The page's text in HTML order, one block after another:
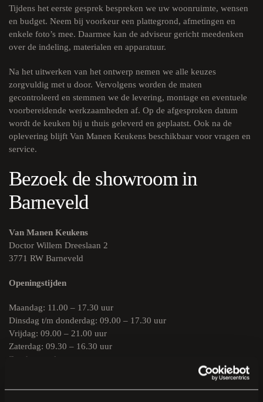
Tijdens het eerste gesprek bespreken we uw woonruimte, wensen
en budget. Neem bij voorkeur een plattegrond, afmetingen en
enkele foto’s mee. Daarmee kan de adviseur gericht meedenken
over de indeling, materialen en apparatuur.
Na het uitwerken van het ontwerp nemen we alle keuzes
zorgvuldig met u door. Vervolgens worden de maten
gecontroleerd en stemmen we de levering, montage en eventuele
voorbereidende werkzaamheden af. Op de afgesproken datum
wordt de keuken bij u thuis geleverd en geplaatst. Ook na de
oplevering blijft Van Manen Keukens beschikbaar voor vragen en
service.
Bezoek de showroom in
Barneveld
Van Manen Keukens
Doctor Willem Dreeslaan 2
3771 RW Barneveld
Openingstijden
Maandag: 11.00 – 17.30 uur
Dinsdag t/m donderdag: 09.00 – 17.30 uur
Vrijdag: 09.00 – 21.00 uur
Zaterdag: 09.30 – 16.30 uur
Zondag: gesloten
U kunt vrijblijvend inspiratie opdoen. Voor een uitgebreid